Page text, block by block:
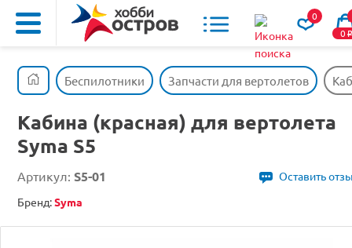
0
0o
Беспилотники Запчасти для вертолетов
Кабина (красная) для вертолета
Syma S5
Артикул: S5-01
Оставить
Бренд:Syma